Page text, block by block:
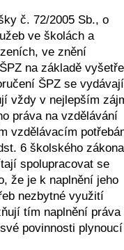
č. 72/2005 Sb., o
ve školách a
ve znění
na základě
ŠPZ se
vždy v nejlepším
práva na vzdělávání
vzdělávacím
6 školského
spolupracovat se
že je k naplnění jeho
nezbytné využití
tím naplnění práva
povinnosti